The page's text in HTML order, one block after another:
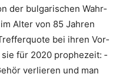
der bulgarischen Wahr­
Alter von 85 Jahren
bei ihren Vor­
sie für 2020 prophezeit:
verlieren und man